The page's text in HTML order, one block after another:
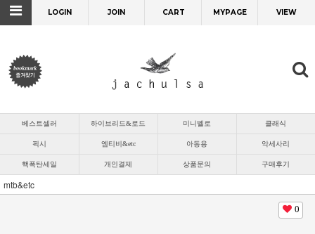
LOGIN JOIN CART MYPAGE VIEW
베스트셀러 하이브리드&로드 미니벨로 클래식
픽시 엠티비&etc 아동용 악세사리
핵폭탄세일 개인결제 상품문의 구매후기
mtb&etc
0